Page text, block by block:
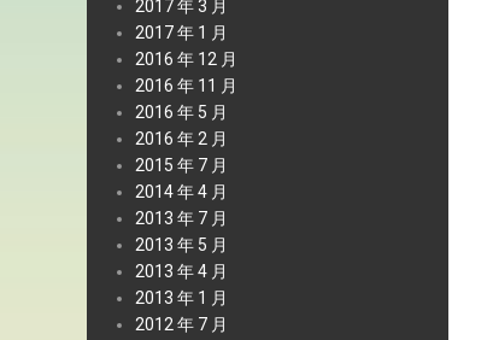
2017 年 3 月
2017 年 1 月
2016 年 12 月
2016 年 11 月
2016 年 5 月
2016 年 2 月
2015 年 7 月
2014 年 4 月
2013 年 7 月
2013 年 5 月
2013 年 4 月
2013 年 1 月
2012 年 7 月